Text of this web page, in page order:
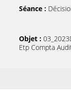
Séance :
Objet :
Etp Compta